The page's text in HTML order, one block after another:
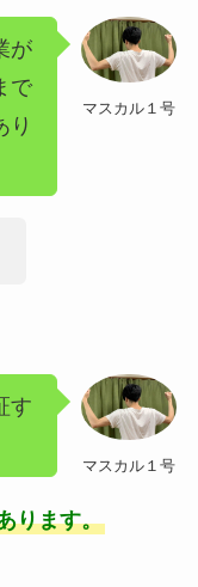
マスカル１号
が
で
り
マスカル１号
す
ります。